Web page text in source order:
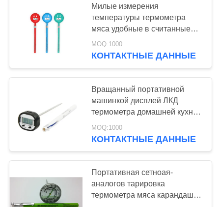
Милые измерения
температуры термометра
мяса удобные в считанные
секунды
MOQ:1000
КОНТАКТНЫЕ ДАННЫЕ
Вращанный портативной
машинкой дисплей ЛКД
термометра домашней кухни
ББК большой для легкого
чтения
MOQ:1000
КОНТАКТНЫЕ ДАННЫЕ
Портативная сетноая-
аналогов тарировка
термометра мяса карандаша